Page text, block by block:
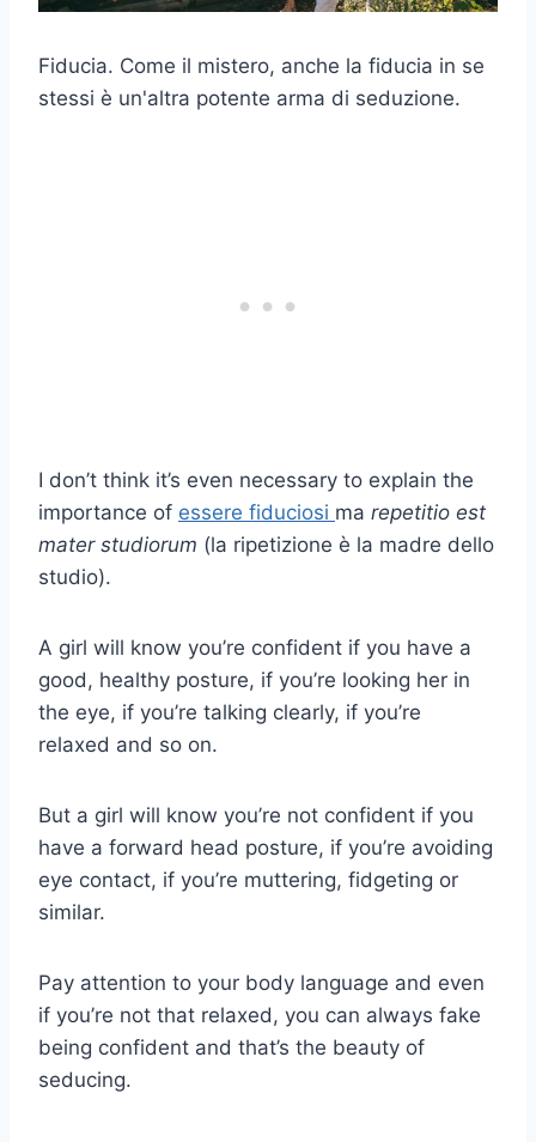
Fiducia. Come il mistero, anche la fiducia in se
stessi è un'altra potente arma di seduzione.
I don’t think it’s even necessary to explain the
importance of essere fiduciosi ma repetitio est
mater studiorum (la ripetizione è la madre dello
studio).
A girl will know you’re confident if you have a
good, healthy posture, if you’re looking her in
the eye, if you’re talking clearly, if you’re
relaxed and so on.
But a girl will know you’re not confident if you
have a forward head posture, if you’re avoiding
eye contact, if you’re muttering, fidgeting or
similar.
Pay attention to your body language and even
if you’re not that relaxed, you can always fake
being confident and that’s the beauty of
seducing.